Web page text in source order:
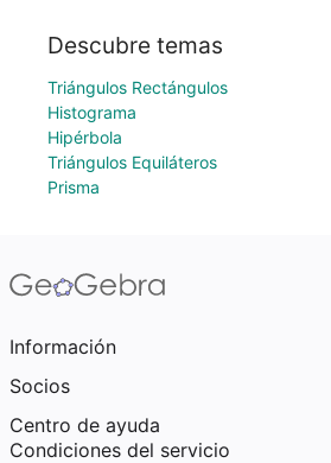
Descubre temas
Triángulos Rectángulos
Histograma
Hipérbola
Triángulos Equiláteros
Prisma
Información
Socios
Centro de ayuda
Condiciones del servicio